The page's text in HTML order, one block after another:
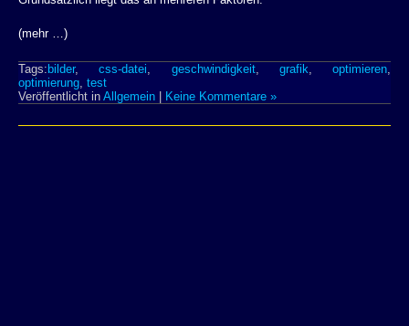
(mehr …)
Tags: bilder,css-datei, geschwindigkeit, grafik, optimieren,
optimierung, test
Veröffentlicht in Allgemein Keine Kommentare »